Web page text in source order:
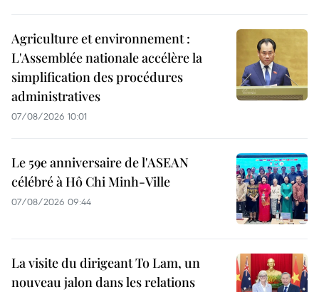
Agriculture et environnement :
L'Assemblée nationale accélère la
simplification des procédures
administratives
07/08/2026 10:01
Le 59e anniversaire de l'ASEAN
célébré à Hô Chi Minh-Ville
07/08/2026 09:44
La visite du dirigeant To Lam, un
nouveau jalon dans les relations